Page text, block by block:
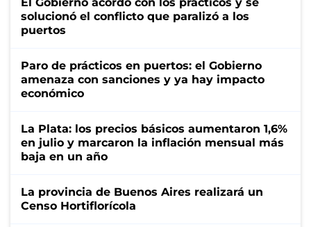
solucionó el conflicto que paralizó a los
puertos
Paro de prácticos en puertos: el Gobierno
amenaza con sanciones y ya hay impacto
económico
La Plata: los precios básicos aumentaron 1,6%
en julio y marcaron la inflación mensual más
baja en un año
La provincia de Buenos Aires realizará un
Censo Hortiflorícola